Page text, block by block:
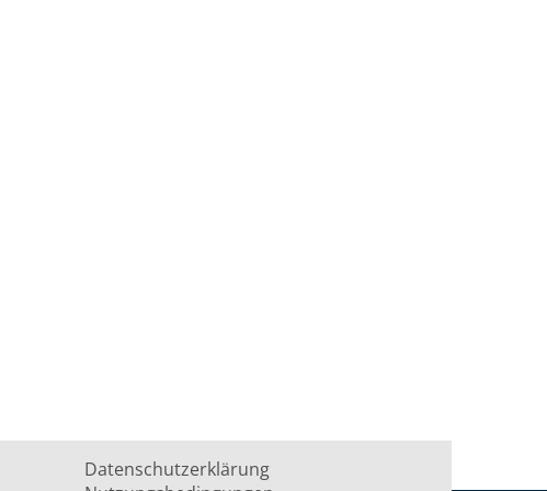
Datenschutzerklärung